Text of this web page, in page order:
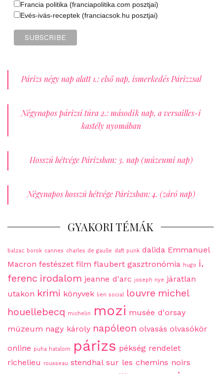
Francia politika (franciapolitika.com posztjai)
Evés-ivás-receptek (franciacsok.hu posztjai)
Párizs négy nap alatt 1.: első nap, ismerkedés Párizzsal
Négynapos párizsi túra 2.: második nap, a versailles-i
kastély nyomában
Hosszú hétvége Párizsban: 3. nap (múzeumi nap)
Négynapos hosszú hétvége Párizsban: 4. (záró nap)
GYAKORI TÉMÁK
balzac borok cannes charles de gaulle daft punk dalida Emmanuel
Macron festészet film flaubert gasztronómia hugo i.
ferenc irodalom jeanne d'arc joseph nye járatlan
utakon krimi könyvek lien social louvre michel
houellebecq michelin mozi musée d'orsay
múzeum nagy károly napóleon olvasás olvasókör
online puha hatalom párizs pékség rendelet
richelieu
rousseau stendhal sur les chemins noirs